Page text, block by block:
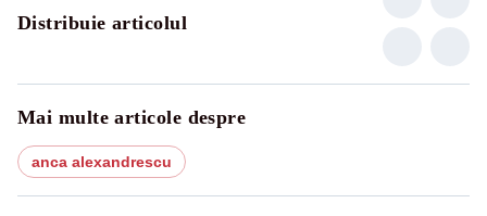
Distribuie articolul
Mai multe articole despre
anca alexandrescu